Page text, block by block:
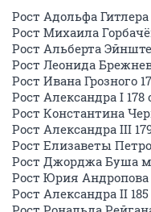
Рост Адольфа Гитлера
Рост Михаила
Рост Альберта
Рост Леонида
Рост Ивана Грозного
Рост Александра I 178
Рост Константина
Рост Александра III
Рост Елизаветы
Рост Джорджа Буша
Рост Юрия Андропова
Рост Александра II